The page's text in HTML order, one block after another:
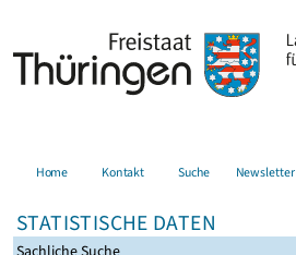
Home Kontakt Suche Newsletter
STATISTISCHE DATEN